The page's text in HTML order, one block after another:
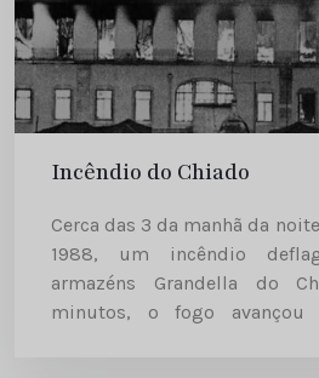
Incêndio do Chiado
Cerca das 3 da manhã da
1988, um incêndio
armazéns Grandella do
minutos, o fogo avançou